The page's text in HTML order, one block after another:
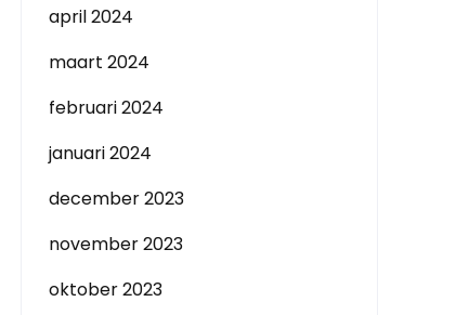
april 2024
maart 2024
februari 2024
januari 2024
december 2023
november 2023
oktober 2023